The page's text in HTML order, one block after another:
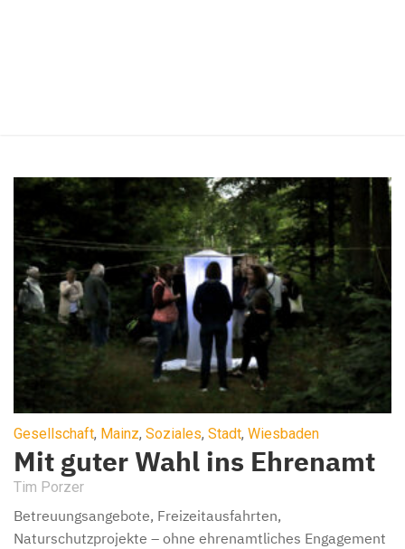
Gesellschaft, Mainz, Soziales, Stadt, Wiesbaden
Mit guter Wahl ins Ehrenamt
Tim Porzer
Betreuungsangebote, Freizeitausfahrten,
Naturschutzprojekte – ohne ehrenamtliches Engagement